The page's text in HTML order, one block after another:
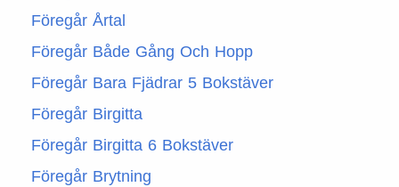
Föregår Årtal
Föregår Både Gång Och Hopp
Föregår Bara Fjädrar 5 Bokstäver
Föregår Birgitta
Föregår Birgitta 6 Bokstäver
Föregår Brytning